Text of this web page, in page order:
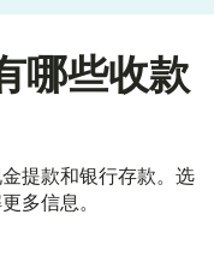
哪些收款
提款和银行存款。选
多信息。